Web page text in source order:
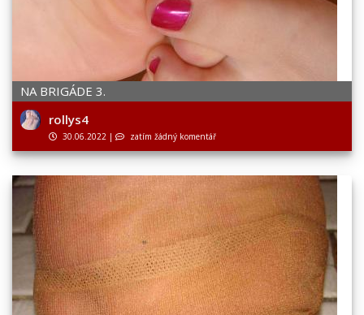
NA BRIGÁDE 3.
rollys4
30.06.2022 | zatím žádný komentář